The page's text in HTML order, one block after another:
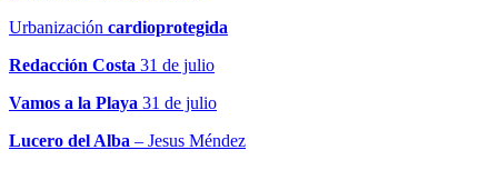
Urbanización cardioprotegida
Redacción Costa 31 de julio
Vamos a la Playa 31 de julio
Lucero del Alba – Jesus Méndez